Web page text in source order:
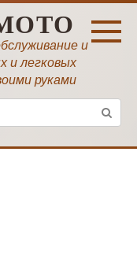
и
и легковых
руками